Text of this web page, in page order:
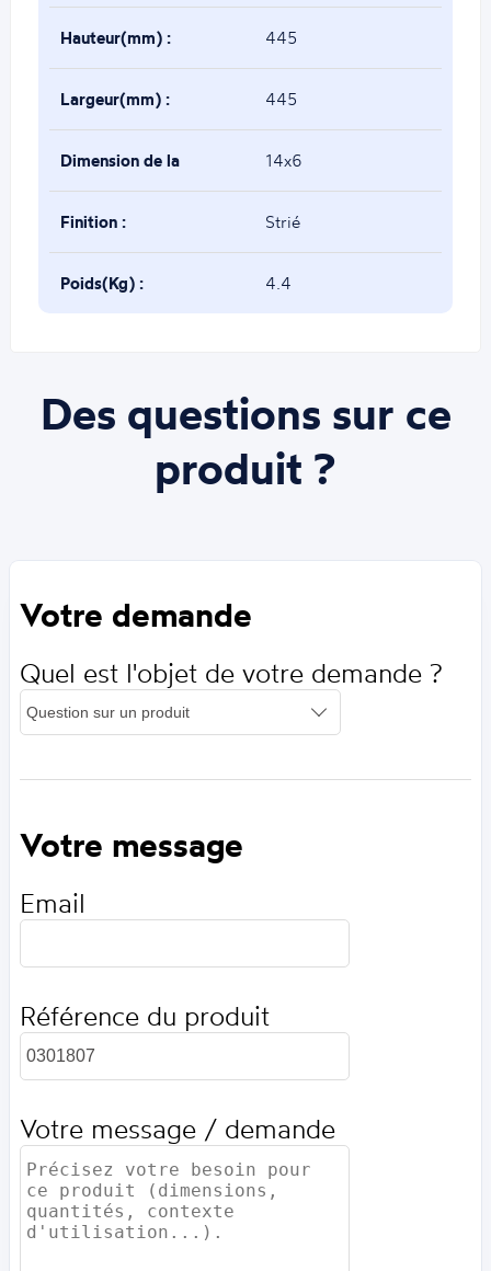
Hauteur(mm) : 445
Largeur(mm) : 445
Dimension de la
base(mm) :
14x6
Finition : Strié
Poids(Kg) : 4.4
Des questions sur ce
produit ?
Votre demande
Quel est l'objet de votre demande ?
Votre message
Email
Référence du produit
Votre message / demande